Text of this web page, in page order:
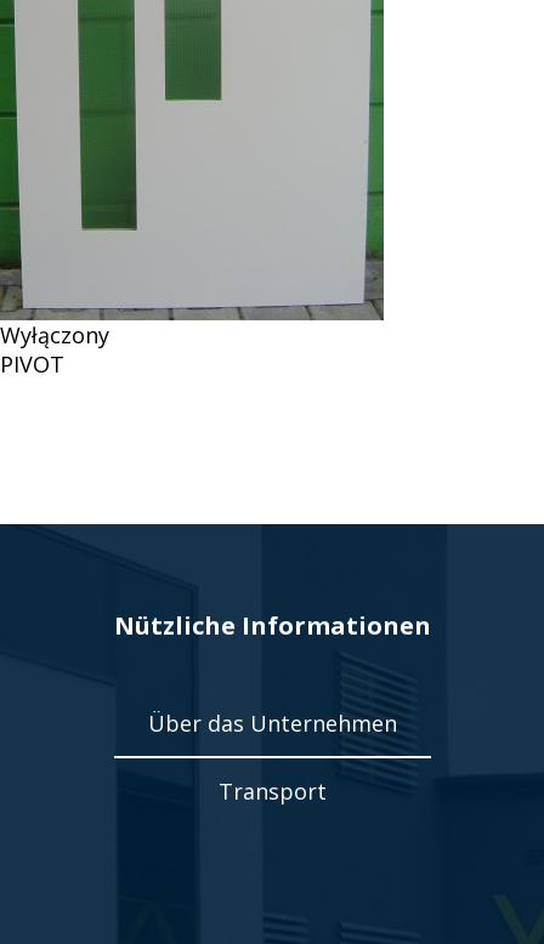
Wyłączony
PIVOT
Nützliche Informationen
Über das Unternehmen
Transport